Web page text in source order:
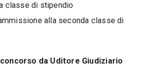
classe di stipendio
alla seconda classe di
da Uditore Giudiziario